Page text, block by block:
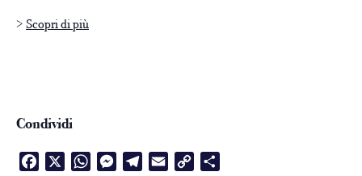
> Scopri di più
Condividi
Facebook WhatsAppMessenger
Telegram
Email
Copy